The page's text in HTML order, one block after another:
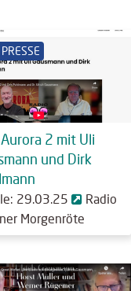
PRESSE
2 mit Uli
und Dirk
29.03.25
Radio
Morgenröte